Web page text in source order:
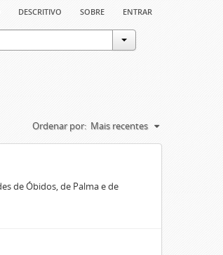
descritivo sobre entrar
Ordenar por: Mais recentes
de Óbidos, de Palma e de